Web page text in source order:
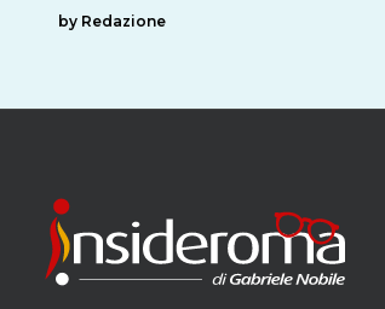
by Redazione